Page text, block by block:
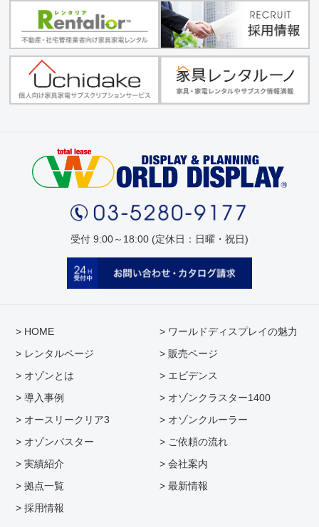
受付 9:00～18:00 (定休日：日曜・祝日)
> HOME
> ワールドディスプレイの魅力
> レンタルページ
> 販売ページ
> オゾンとは
> エビデンス
> 導入事例
> オゾンクラスター1400
> オースリークリア3
> オゾンクルーラー
> オゾンバスター
> ご依頼の流れ
> 実績紹介
> 会社案内
> 拠点一覧
> 最新情報
> 採用情報